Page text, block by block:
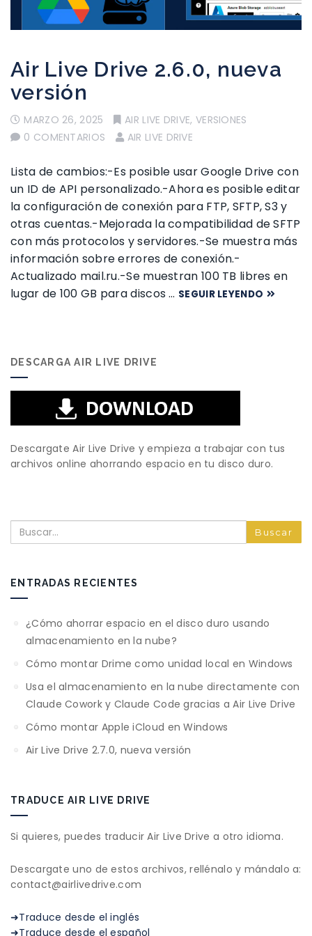
Air Live Drive 2.6.0, nueva
versión
MARZO 26, 2025 AIR LIVE DRIVE, VERSIONES
0 COMENTARIOS
AIR LIVE DRIVE
Lista de cambios:-Es posible usar Google Drive con
un ID de API personalizado.-Ahora es posible editar
la configuración de conexión para FTP, SFTP, S3 y
otras cuentas.-Mejorada la compatibilidad de SFTP
con más protocolos y servidores.-Se muestra más
información sobre errores de conexión.-
Actualizado mail.ru.-Se muestran 100 TB libres en
lugar de 100 GB para discos … SEGUIR LEYENDO
DESCARGA AIR LIVE DRIVE
Descargate Air Live Drive y empieza a trabajar con tus
archivos online ahorrando espacio en tu disco duro.
Buscar
ENTRADAS RECIENTES
¿Cómo ahorrar espacio en el disco duro usando
almacenamiento en la nube?
Cómo montar Drime como unidad local en Windows
Usa el almacenamiento en la nube directamente con
Claude Cowork y Claude Code gracias a Air Live Drive
Cómo montar Apple iCloud en Windows
Air Live Drive 2.7.0, nueva versión
TRADUCE AIR LIVE DRIVE
Si quieres, puedes traducir Air Live Drive a otro idioma.
Descargate uno de estos archivos, rellénalo y mándalo a:
contact@airlivedrive.com
➜Traduce desde el inglés
➜Traduce desde el español